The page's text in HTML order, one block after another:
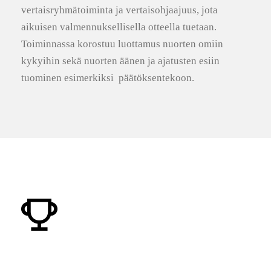
vertaisryhmätoiminta ja vertaisohjaajuus, jota
aikuisen valmennuksellisella otteella tuetaan.
Toiminnassa korostuu luottamus nuorten omiin
kykyihin sekä nuorten äänen ja ajatusten esiin
tuominen esimerkiksi päätöksentekoon.